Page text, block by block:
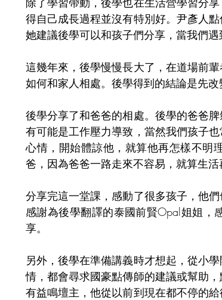
得自己成長過程並沒有特別好。尹彥人
她建議後學可以和孩子們分享，當我們遇
這幾年來，後學慢慢長大了，在道場前
如何和家人相處。後學得到的結論是先改
後學分享了和爸爸的相處。後學的爸爸
有可能是工作壓力導致，當然我們孩子
心情，開始體諒他，就算他再怎樣不明
爸，因為爸爸一路走來不容易，就算生活
分享完這一堂課，感動了很多孩子，他
感謝為後學翻譯的泰國前賢Opal姐姐，
享。
另外，後學在準備講義時才想起，從小
情，都會尋求國豪點傳師的建議或幫助
有益鳴壇主，他從以前到現在都不停的